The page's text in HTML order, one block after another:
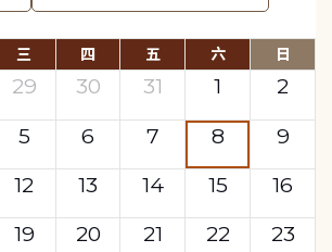
三 四 五 六 日
29 30 31 1
2
5 6 7 8
9
12 13 14 15
16
19 20 21 22
23